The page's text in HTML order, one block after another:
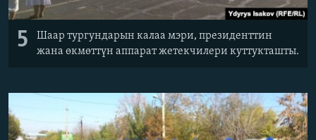
5
Шаар тургундарын калаа мэри, президенттин
жана өкмөттүн аппарат жетекчилери куттукташты.